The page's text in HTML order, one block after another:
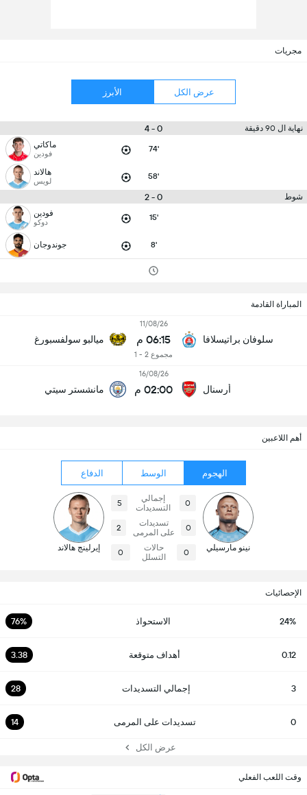
مجريات
عرض الكل الأبرز
نهاية ال 90 دقيقة 0 - 4
74' ماكاتي
فودين
58' هالاند
لويس
شوط 0 - 2
15' فودين
دوكو
8' جوندوجان
المباراة القادمة
سلوفان براتيسلافا
11/08/26
06:15 م
مجموع 2 - 1
ميالبو سولفسبورغ
أرسنال
16/08/26
02:00 م مانشستر سيتي
أهم اللاعبين
الهجوم الوسط الدفاع
نينو مارسيلي
0
إجمالي
التسديدات
5
0
تسديدات
على المرمى
2
0
حالات
التسلل
0 إيرلينج هالاند
الإحصائيات
24% الاستحواذ 76%
0.12 أهداف متوقعة 3.38
3 إجمالي التسديدات 28
0 تسديدات على المرمى 14
عرض الكل
وقت اللعب الفعلي